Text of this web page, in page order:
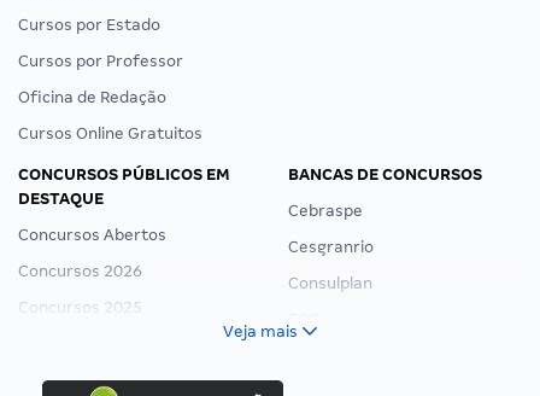
Cursos por Estado
Cursos por Professor
Oficina de Redação
Cursos Online Gratuitos
CONCURSOS PÚBLICOS EM
DESTAQUE
Concursos Abertos
Concursos 2026
Concursos 2025
Concurso Ibama
BANCAS DE CONCURSOS
Cebraspe
Cesgranrio
Consulplan
Veja mais